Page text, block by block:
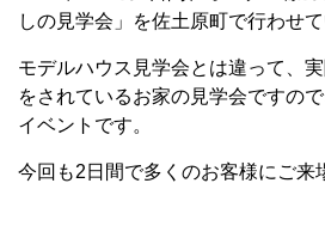
しの見学会」を佐土原町で行わせて
モデルハウス見学会とは違って、
をされているお家の見学会ですの
イベントです。
今回も2日間で多くのお客様にご来